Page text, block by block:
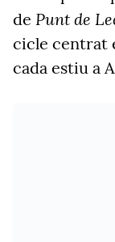
de Punt de
cicle centrat
cada estiu a